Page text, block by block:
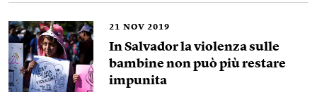
21 NOV 2019
In Salvador la violenza sulle
bambine non può più restare
impunita